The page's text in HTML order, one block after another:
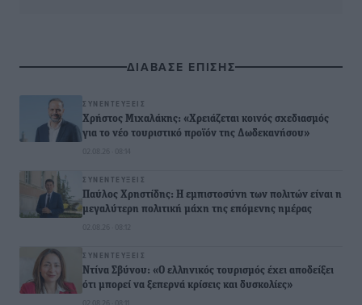
ΔΙΑΒΑΣΕ ΕΠΙΣΗΣ
ΣΥΝΕΝΤΕΎΞΕΙΣ
Χρήστος Μιχαλάκης: «Χρειάζεται κοινός σχεδιασμός
για το νέο τουριστικό προϊόν της Δωδεκανήσου»
02.08.26 · 08:14
ΣΥΝΕΝΤΕΎΞΕΙΣ
Παύλος Χρηστίδης: Η εμπιστοσύνη των πολιτών είναι η
μεγαλύτερη πολιτική μάχη της επόμενης ημέρας
ΣΥΝΕΝΤΕΎΞΕΙΣ
Ντίνα Σβύνου: «Ο ελληνικός τουρισμός έχει αποδείξει
ότι μπορεί να ξεπερνά κρίσεις και δυσκολίες»